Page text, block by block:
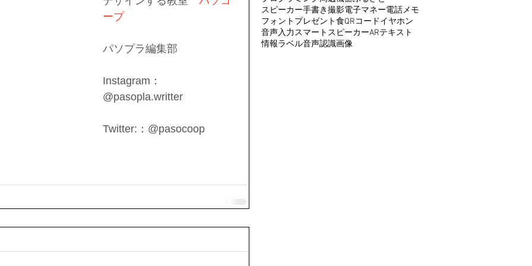
ープ
パソプラ編集部
Instagram：
@pasopla.writter
Twitter:：@pasocoop
スピーカー手書き撮影電子マネー電話メモ
フォント プレゼント食QRコードイヤホン
音声入力スマートスピーカーARテキスト
情報ラベル音声認識画像